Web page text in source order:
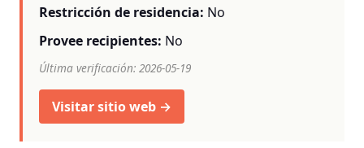
Restricción de residencia: No
Provee recipientes: No
Última verificación: 2026-05-19
Visitar sitio web →